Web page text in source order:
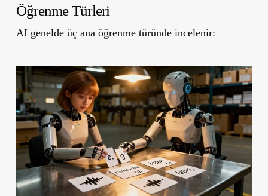
Öğrenme Türleri
AI genelde üç ana öğrenme türünde incelenir: